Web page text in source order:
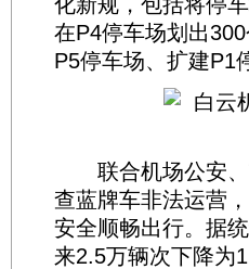
在P4停车场划出
P5停车场、扩建P1
联合机场公安、
查蓝牌车非法运营
安全顺畅出行。据
来2.5万辆次下降为